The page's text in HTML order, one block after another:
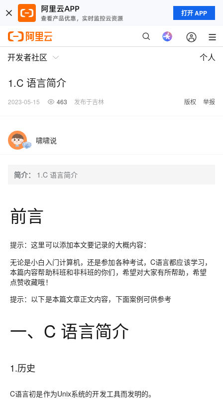
打开 APP
开发者社区 个人
1.C 语言简介
2023-05-15 463 发布于吉林 版权 举报
啸啸说
简介： 1.C 语言简介
前言
提示：这里可以添加本文要记录的大概内容：
无论是小白入门计算机，还是参加各种考试，C语言都应该学习，
本篇内容帮助科班和非科班的你们，希望对大家有所帮助，希望
点赞收藏哦！
提示：以下是本篇文章正文内容，下面案例可供参考
一、C 语言简介
1.历史
C语言初是作为Unix系统的开发工具而发明的。